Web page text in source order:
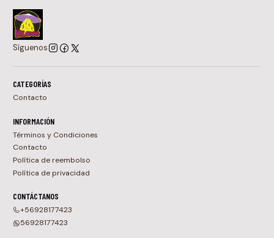
Síguenos
CATEGORÍAS
Contacto
INFORMACIÓN
Términos y Condiciones
Contacto
Política de reembolso
Política de privacidad
CONTÁCTANOS
+56928177423
56928177423